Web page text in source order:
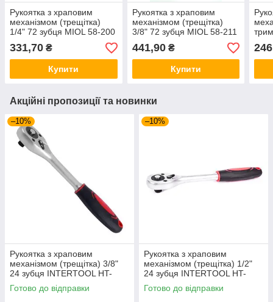
Рукоятка з храповим
механізмом (трещітка)
1/4" 72 зубця MIOL 58-200
331,70 ₴
Купити
Рукоятка з храповим
механізмом (трещітка)
3/8" 72 зубця MIOL 58-211
441,90₴
Купити
Акційні пропозиції та новинки
–10%
Рукоятка з храповим
механізмом (трещітка) 3/8"
24 зубця INTERTOOL HT-
2105
Готово до відправки
–10%
Рукоятка з храповим
механізмом (трещітка) 1/2"
24 зубця INTERTOOL HT-
2106
Готово до відправки